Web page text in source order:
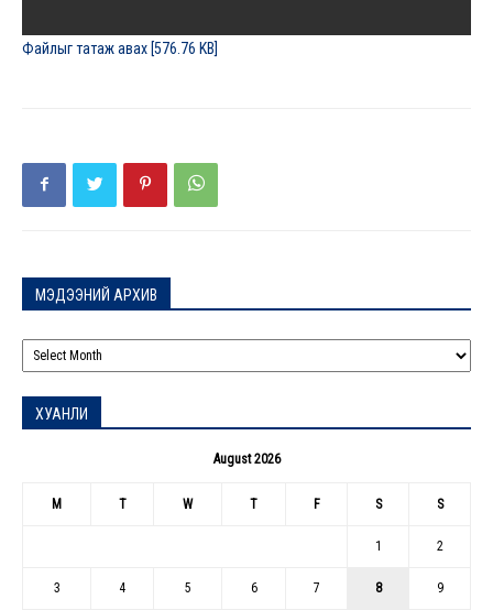
Файлыг татаж авах [576.76 KB]
МЭДЭЭНИЙ АРХИВ
АРХИВ
ХУАНЛИ
August 2026
M T W T F S S
1 2
3 4 5 6 7 8 9